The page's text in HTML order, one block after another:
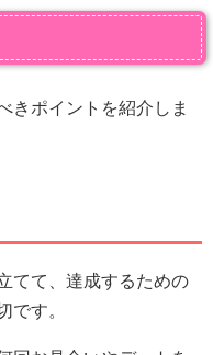
きポイントを紹介しま
てて、達成するための
です。